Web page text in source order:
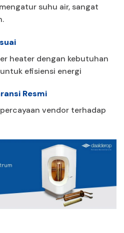
suhu air, sangat
heater dengan kebutuhan
efisiensi energi
Resmi
vendor terhadap